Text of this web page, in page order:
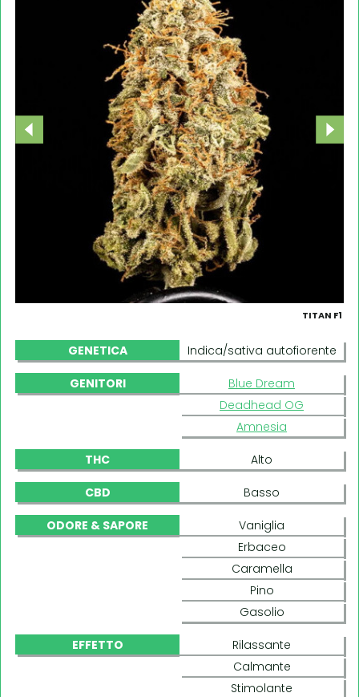
TITAN F1
GENETICA Indica/sativa autofiorente
GENITORI
Blue Dream
Deadhead OG
Amnesia
THC Alto
CBD Basso
ODORE & SAPORE
Vaniglia
Erbaceo
Caramella
Pino
Gasolio
EFFETTO
Rilassante
Calmante
Stimolante